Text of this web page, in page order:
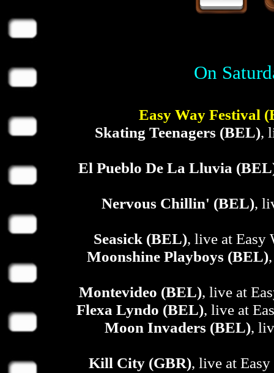
On
Easy Way Festival
Skating Teenagers (BEL),
El Pueblo De La Lluvia
Nervous Chillin' (BEL),
Seasick (BEL), live at Easy
Moonshine Playboys (BEL)
Montevideo (BEL), live at
Flexa Lyndo (BEL), live at
Moon Invaders (BEL),
Kill City (GBR), live at